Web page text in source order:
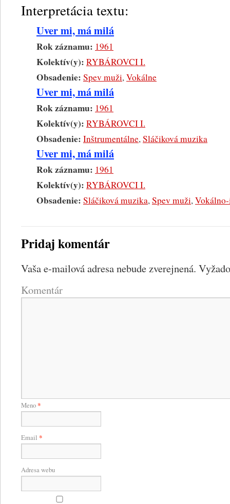
Interpretácia textu:
Uver mi, má milá
Rok záznamu: 1961
Kolektív(y): RYBÁROVCI I.
Obsadenie: Spev muži,Vokálne
Uver mi, má milá
Rok záznamu: 1961
Kolektív(y): RYBÁROVCI I.
Obsadenie: Inštrumentálne,Sláčiková muzika
Uver mi, má milá
Rok záznamu: 1961
Kolektív(y): RYBÁROVCI I.
Obsadenie: Sláčiková muzika,Spev muži,
Pridaj komentár
Vaša e-mailová adresa nebude zverejnená.
Komentár
Meno*
Email *
Adresa webu